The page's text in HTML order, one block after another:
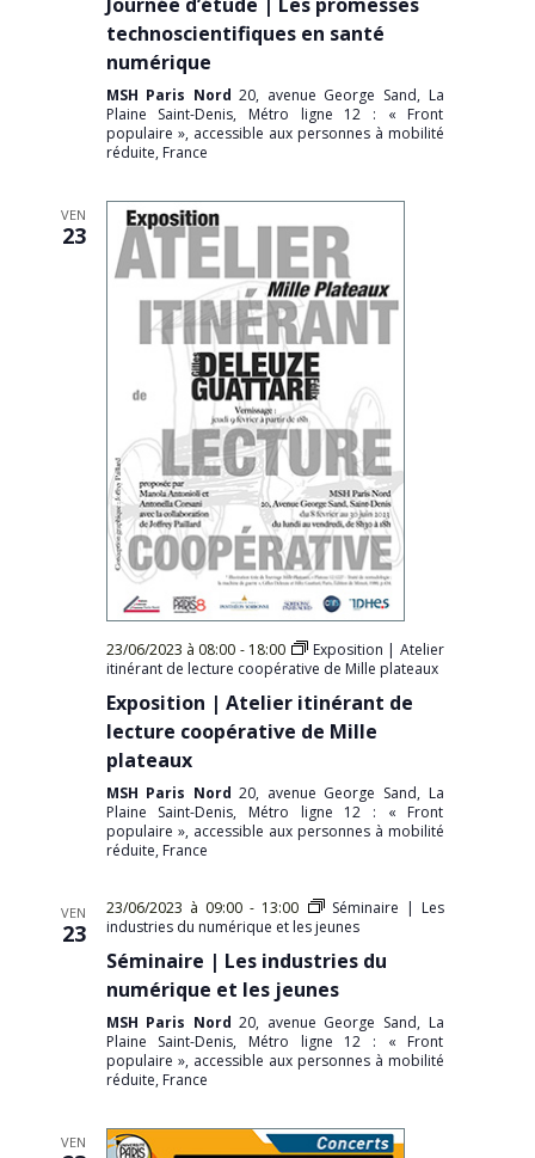
technoscientifiques en santé
numérique
MSH Paris Nord20, avenue George Sand, La
Plaine Saint-Denis, Métro ligne 12 : « Front
populaire », accessible aux personnes à mobilité
réduite, France
VEN
23
23/06/2023 à 08:00 - 18:00
Exposition | Atelier
itinérant de lecture coopérative de Mille plateaux
Exposition | Atelier itinérant de
lecture coopérative de Mille
plateaux
MSH Paris Nord20, avenue George Sand, La
Plaine Saint-Denis, Métro ligne 12 : « Front
populaire », accessible aux personnes à mobilité
réduite, France
VEN
23
23/06/2023 à 09:00- 13:00
Séminaire | Les
industries du numérique et les jeunes
Séminaire | Les industries du
numérique et les jeunes
MSH Paris Nord20, avenue George Sand, La
Plaine Saint-Denis, Métro ligne 12 : « Front
populaire », accessible aux personnes à mobilité
réduite, France
VEN